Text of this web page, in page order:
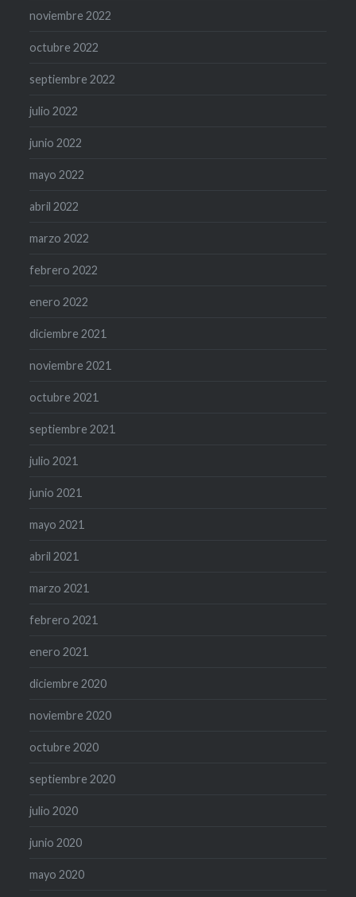
noviembre 2022
octubre 2022
septiembre 2022
julio 2022
junio 2022
mayo 2022
abril 2022
marzo 2022
febrero 2022
enero 2022
diciembre 2021
noviembre 2021
octubre 2021
septiembre 2021
julio 2021
junio 2021
mayo 2021
abril 2021
marzo 2021
febrero 2021
enero 2021
diciembre 2020
noviembre 2020
octubre 2020
septiembre 2020
julio 2020
junio 2020
mayo 2020